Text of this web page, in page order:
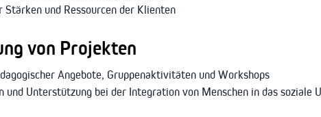
und Ressourcen der Klienten
von Projekten
Angebote, Gruppenaktivitäten und Workshops
Unterstützung bei der Integration von Menschen in das soziale